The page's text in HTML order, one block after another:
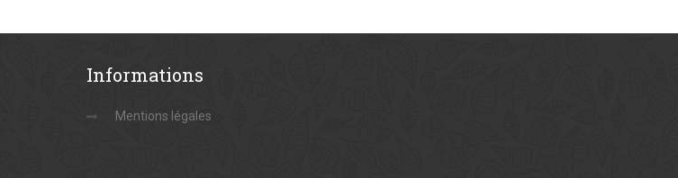
Informations
Mentions légales